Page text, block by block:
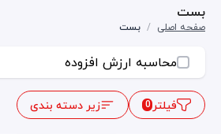
بست
صفحه اصلی / بست
محاسبه ارزش افزوده
فیلتر0 زیر دسته بندی